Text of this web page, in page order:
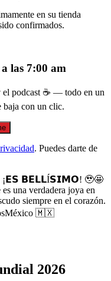
en su tienda
confirmados.
las 7:00 am
el podcast ☕ — todo en un
baja con un clic.
. Puedes darte de
¡𝗘𝗦 𝗕𝗘𝗟𝗟Í𝗦𝗜𝗠𝗢! 🥹🤩
una verdadera joya en
siempre en el corazón.
🇲🇽
2026